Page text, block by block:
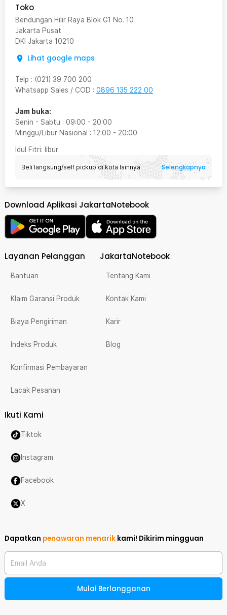
Toko
Bendungan Hilir Raya Blok G1 No. 10
Jakarta Pusat
DKI Jakarta 10210
Lihat google maps
Telp : (021) 39 700 200
Whatsapp Sales / COD : 0896 135 222 00
Jam buka:
Senin - Sabtu : 09:00 - 20:00
Minggu/Libur Nasional : 12:00 - 20:00
Idul Fitri: libur
Beli langsung/self pickup di kota lainnya Selengkapnya
Download Aplikasi JakartaNotebook
Layanan Pelanggan
Bantuan
Klaim Garansi Produk
Biaya Pengiriman
Indeks Produk
Konfirmasi Pembayaran
Lacak Pesanan
JakartaNotebook
Tentang Kami
Kontak Kami
Karir
Blog
Ikuti Kami
Tiktok
Instagram
Facebook
X
Dapatkan penawaran menarik kami! Dikirim mingguan
Email Anda
Mulai Berlangganan